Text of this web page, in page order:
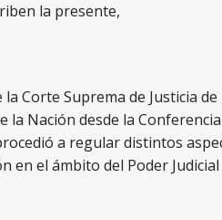
la presente,
Corte Suprema de Justicia
Nación desde la Conferencia
a regular distintos
en el ámbito del Poder